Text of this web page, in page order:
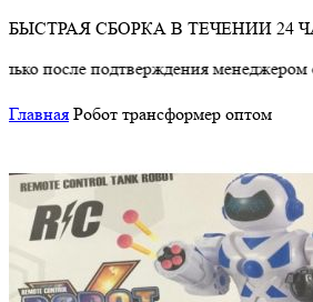
БЫСТРАЯ СБОРКА В ТЕЧЕНИИ 24
подтверждения менеджером о
Главная Робот трансформер оптом